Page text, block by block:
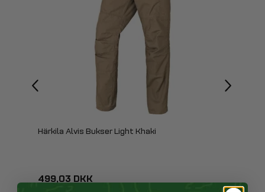
Härkila Alvis Bukser Light Khaki
499,03 DKK